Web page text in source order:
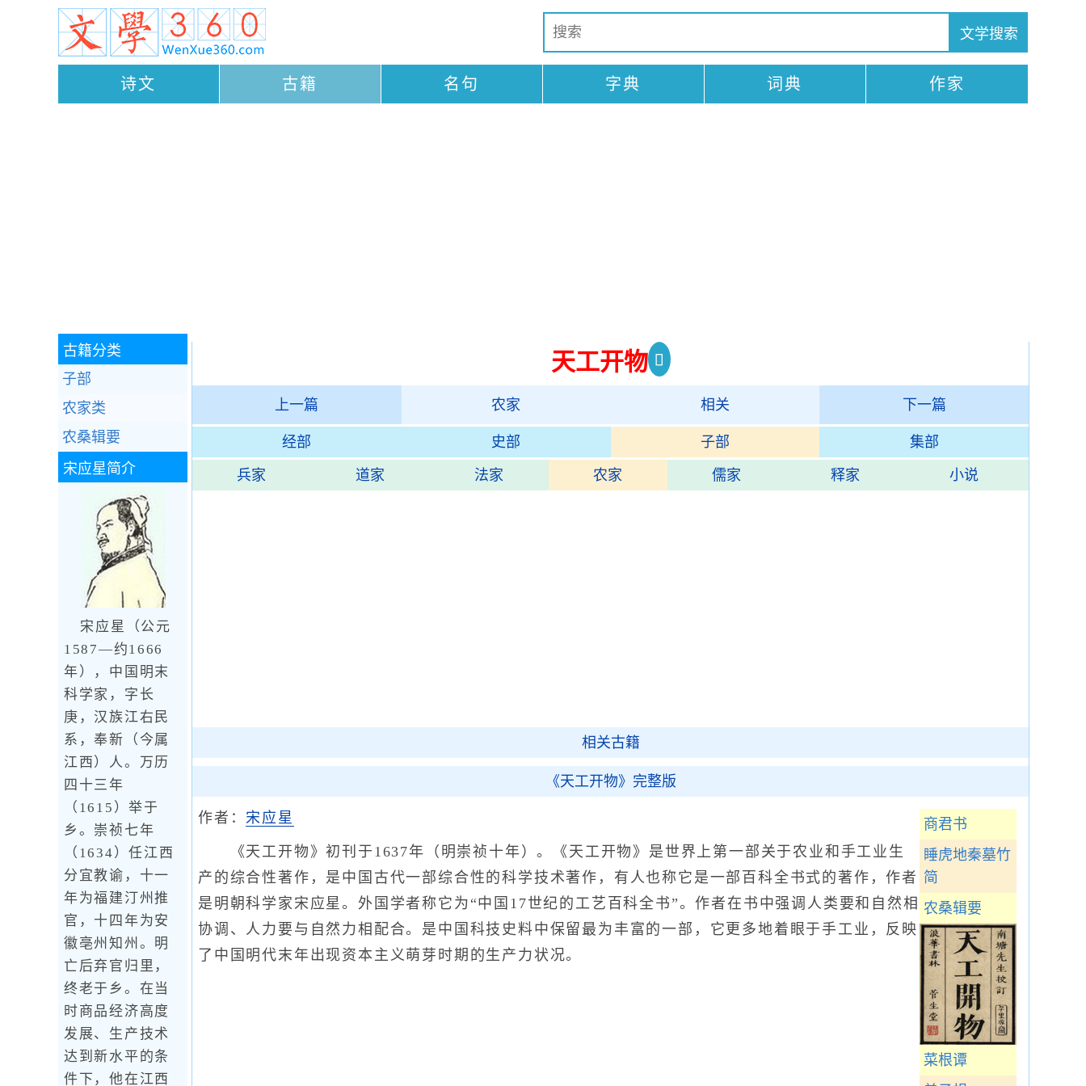
诗文 古籍 名句 字典 词典 作家
天工开物
上一篇 农家 相关 下一篇
经部 史部 子部 集部
兵家 道家 法家 农家 儒家 释家 小说
相关古籍
《天工开物》完整版
商君书
睡虎地秦墓竹
简
农桑辑要
菜根谭
作者：宋应星
《天工开物》初刊于1637年（明崇祯十年）。《天工开物》是世界上第一部关于农业和手工业生
产的综合性著作，是中国古代一部综合性的科学技术著作，有人也称它是一部百科全书式的著作，作者
是明朝科学家宋应星。外国学者称它为“中国17世纪的工艺百科全书”。作者在书中强调人类要和自然相
协调、人力要与自然力相配合。是中国科技史料中保留最为丰富的一部，它更多地着眼于手工业，反映
了中国明代末年出现资本主义萌芽时期的生产力状况。
古籍分类
子部
农家类
农桑辑要
宋应星简介
宋应星（公元
1587—约1666
年），中国明末
科学家，字长
庚，汉族江右民
系，奉新（今属
江西）人。万历
四十三年
（1615）举于
乡。崇祯七年
（1634）任江西
分宜教谕，十一
年为福建汀州推
官，十四年为安
徽亳州知州。明
亡后弃官归里，
终老于乡。在当
时商品经济高度
发展、生产技术
达到新水平的条
件下，他在江西